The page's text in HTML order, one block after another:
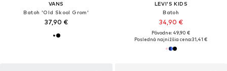
VANS
Batoh 'Old Skool Grom'
37,90 €
LEVI'S KIDS
Batoh
34,90 €
Pôvodne: 49,90 €
Posledná najnižšia cena:31,41 €